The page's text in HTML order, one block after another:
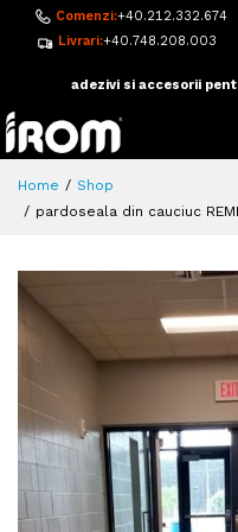
Comenzi:+40.212.332.674
Livrari:+40.748.208.003
adezivi si accesorii
Home
Shop
pardoseala din cauciuc